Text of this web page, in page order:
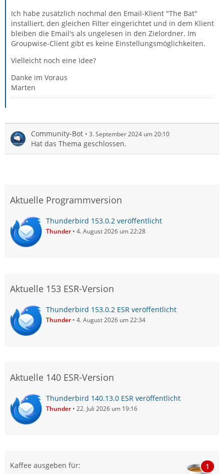
Ich habe zusätzlich nochmal den Email-Klient "The Bat"
installiert, den gleichen Filter eingerichtet und in dem Klient
bleiben die Email's als ungelesen in den Zielordner. Im
Groupwise-Client gibt es keine Einstellungsmöglichkeiten.
Vielleicht noch eine Idee?
Danke im Voraus
Marten
Community-Bot 3. September 2024 um 20:10
Hat das Thema geschlossen.
Aktuelle Programmversion
Thunderbird 153.0.2 veröffentlicht
Thunder 4. August 2026 um 22:28
Aktuelle 153 ESR-Version
Thunderbird 153.0.2 ESR veröffentlicht
Thunder 4. August 2026 um 22:34
Aktuelle 140 ESR-Version
Thunderbird 140.13.0 ESR veröffentlicht
Thunder 22. Juli 2026 um 19:16
Kaffee ausgeben für: 1